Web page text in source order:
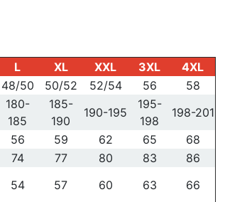
L XL XXL 3XL
4XL
48/50 50/52 52/54 56
58
180-
185
185-
190
190-195
195-
198
198-201
56 59 62 65
68
74 77 80 83
86
54 57 60 63 66